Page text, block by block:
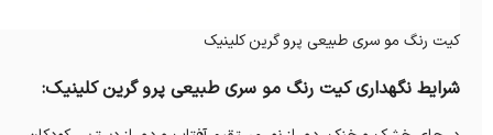
کيت رنگ مو سری طبیعی پرو گرين کلینیک
شرایط نگهداری کيت رنگ مو سری طبیعی پرو گرين کلینیک: